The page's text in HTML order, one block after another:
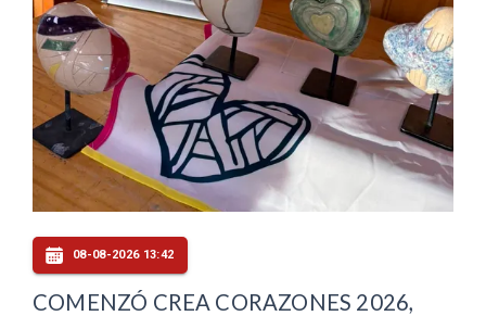
08-08-2026 13:42
COMENZÓ CREA CORAZONES 2026,